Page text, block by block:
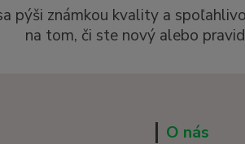
pýši známkou kvality a
na tom, či ste nový alebo
O nás